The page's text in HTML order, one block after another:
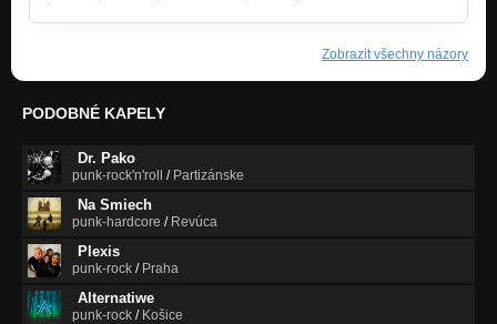
Zobrazit všechny názory
PODOBNÉ KAPELY
Dr. Pako
punk-rock'n'roll / Partizánske
Na Smiech
punk-hardcore / Revúca
Plexis
punk-rock / Praha
Alternatiwe
punk-rock / Košice